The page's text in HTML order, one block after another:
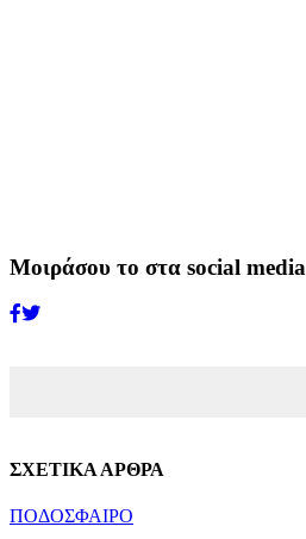
Μοιράσου το στα social media
ΣΧΕΤΙΚΑ ΑΡΘΡΑ
ΠΟΔΟΣΦΑΙΡΟ